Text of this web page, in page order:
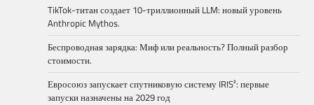
TikTok-титан создает 10-триллионный LLM: новый уровень
Anthropic Mythos.
Беспроводная зарядка: Миф или реальность? Полный разбор
стоимости.
Евросоюз запускает спутниковую систему IRIS²: первые
запуски назначены на 2029 год